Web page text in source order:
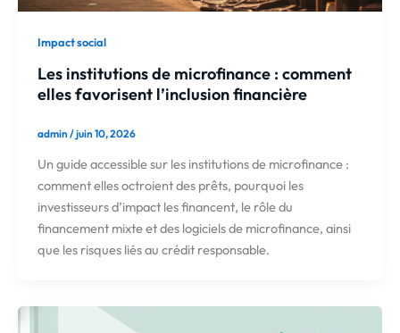
Impact social
Les institutions de microfinance : comment
elles favorisent l’inclusion financière
admin/juin 10, 2026
Un guide accessible sur les institutions de microfinance :
comment elles octroient des prêts, pourquoi les
investisseurs d’impact les financent, le rôle du
financement mixte et des logiciels de microfinance, ainsi
que les risques liés au crédit responsable.